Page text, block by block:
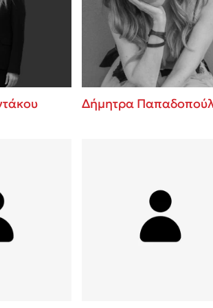
Εύκολη
από τον
3 βιβλία
μια μέρα!
Διακοπές
παύση σε
Δήμητρα